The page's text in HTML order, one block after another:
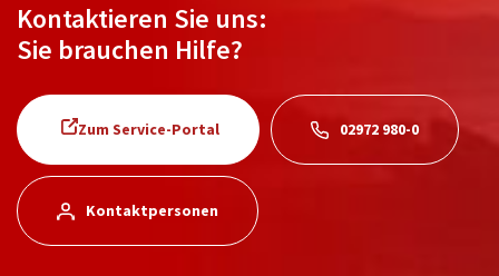
Kontaktieren Sie uns:
Sie brauchen Hilfe?
Zum Service-Portal 02972 980-0
Kontaktpersonen